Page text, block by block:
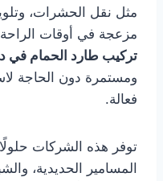
مثل نقل الحشرات،
مزعجة في أوقات
تركيب طارد الحمام في
ومستمرة دون الحاجة
فعالة.
توفر هذه الشركات
المسامير الحديدية،